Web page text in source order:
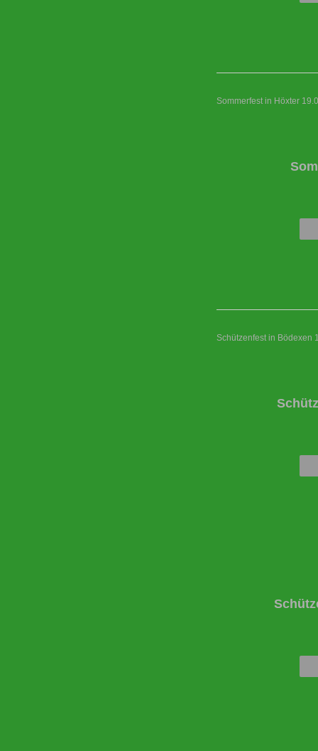
Sommerfest in Höxter
Schützenfest in Bödexen